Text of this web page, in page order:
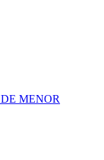
MENOR